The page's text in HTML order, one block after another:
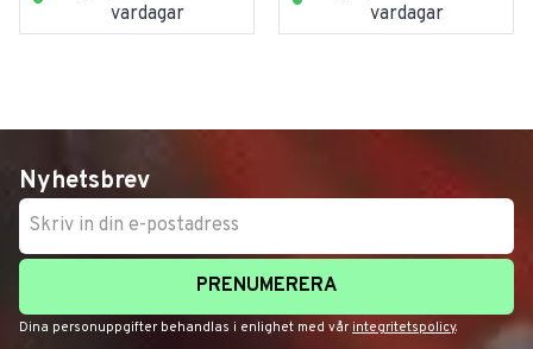
vardagar
vardagar
Nyhetsbrev
PRENUMERERA
Dina personuppgifter behandlas i enlighet med vår integritetspolicy.